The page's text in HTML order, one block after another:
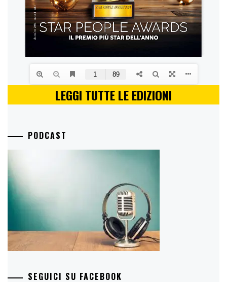
LEGGI TUTTE LE EDIZIONI
PODCAST
SEGUICI SU FACEBOOK